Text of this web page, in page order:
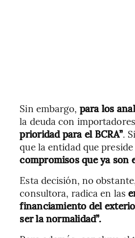
Sin embargo, para los
la deuda con
prioridad para el BCRA”.
que la entidad que
compromisos que ya son
Esta decisión, no
consultora, radica en las
financiamiento del
ser la normalidad”.